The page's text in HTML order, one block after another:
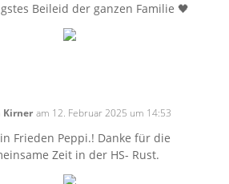
Beileid der ganzen Familie 🖤
Kirner am 12. Februar 2025 um 14:53
Frieden Peppi.! Danke für die
Zeit in der HS- Rust.